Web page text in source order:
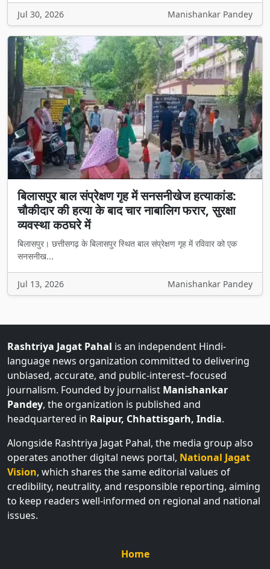
Jul 30, 2026 Manishankar Pandey
बिलासपुर बाल संप्रेक्षण गृह में सनसनीखेज हत्याकांड:
चौकीदार की हत्या के बाद चार नाबालिग फरार, सुरक्षा
व्यवस्था कठघरे में
बिलासपुर। छत्तीसगढ़ के बिलासपुर स्थित बाल संप्रेक्षण गृह में रविवार को एक
सनसनीख...
Jul 13, 2026 Manishankar Pandey
Rashtriya Jagat Pahal is an independent Hindi-
language news organization committed to delivering
unbiased, accurate, and public-interest–focused
journalism. Founded by journalist Manishankar
Pandey, the organization is published and
headquartered in Raipur, Chhattisgarh, India.
Alongside Rashtriya Jagat Pahal, the media group also
operates another digital news portal, National Jagat
Vision, which shares the same editorial values of
credibility, neutrality, and responsible reporting, aiming
to keep readers well-informed on regional and national
issues.
Home